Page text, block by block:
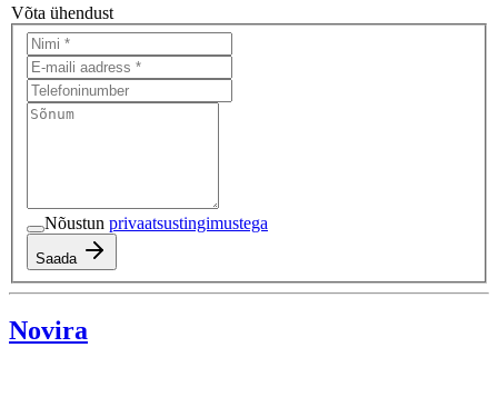
Võta ühendust
Nõustun privaatsustingimustega
Saada
Novira